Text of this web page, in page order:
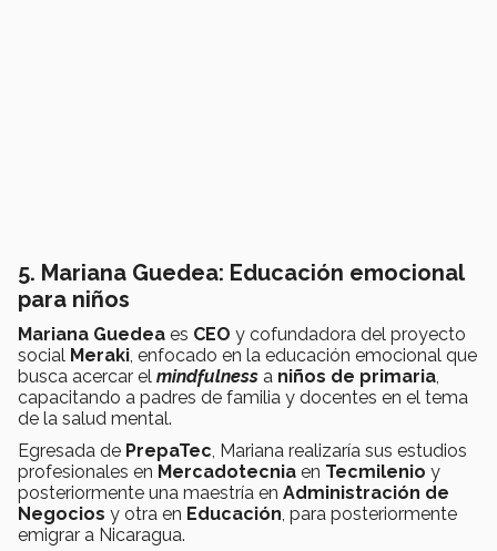
5. Mariana Guedea: Educación emocional
para niños
Mariana Guedea es CEO y cofundadora del proyecto
social Meraki , enfocado en la educación emocional que
busca acercar el mindfulness a niños de primaria
capacitando a padres de familia y docentes en el tema
de la salud mental.
Egresada de PrepaTec , Mariana realizaría sus estudios
profesionales en Mercadotecnia en Tecmilenio y
posteriormente una maestría en Administración de
Negocios y otra en Educación , para posteriormente
emigrar a Nicaragua.